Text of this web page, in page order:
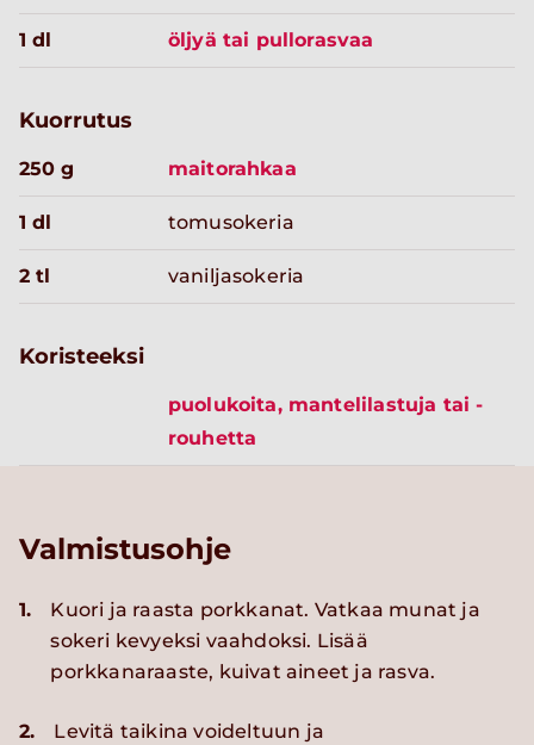
1 dl öljyä tai pullorasvaa
Kuorrutus
250 g maitorahkaa
1 dl tomusokeria
2 tl vaniljasokeria
Koristeeksi
puolukoita, mantelilastuja tai -
rouhetta
Valmistusohje
1.
Kuori ja raasta porkkanat. Vatkaa munat ja
sokeri kevyeksi vaahdoksi. Lisää
porkkanaraaste, kuivat aineet ja rasva.
2.
Levitä taikina voideltuun ja